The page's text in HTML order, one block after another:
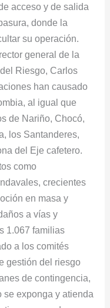
acceso y de salida
donde la
su operación.
general de la
Riesgo, Carlos
han causado
al igual que
de Nariño, Chocó,
los Santanderes,
del Eje cafetero.
como
crecientes
en masa y
a vías y
1.067 familias
a los comités
gestión del riesgo
de contingencia,
se exponga y atienda